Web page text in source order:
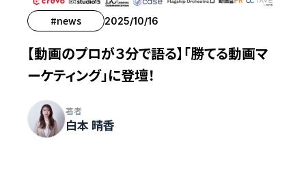
#news 2025/10/16
【動画のプロが３分で語る】「勝てる動画マ
ーケティング」に登壇！
著者
白本 晴香